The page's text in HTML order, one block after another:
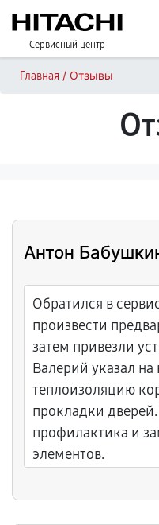
Сервисный центр
Главная / Отзывы
Антон
Обратился в
произвести
затем привезли
Валерий указал
теплоизоляцию
прокладки
профилактика и
элементов.